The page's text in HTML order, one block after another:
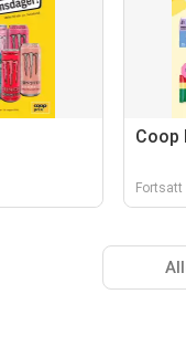
Coop
Fortsatt